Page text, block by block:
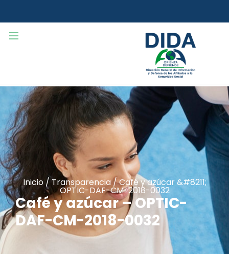
Inicio /Transparencia/Café y azúcar &#8211;
OPTIC-DAF-CM-2018-0032
Café y azúcar – OPTIC-
DAF-CM-2018-0032